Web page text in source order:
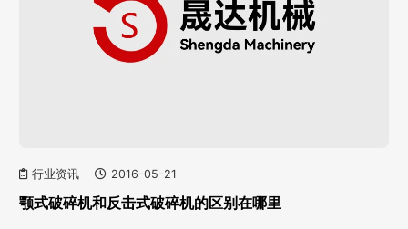
行业资讯 2016-05-21
颚式破碎机和反击式破碎机的区别在哪里